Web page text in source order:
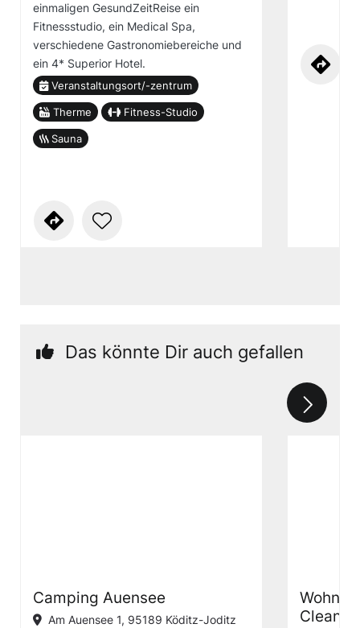
einmaligen GesundZeitReise ein
Fitnessstudio, ein Medical Spa,
verschiedene Gastronomiebereiche und
ein 4* Superior Hotel.
Veranstaltungsort/-zentrum
Therme Fitness-Studio
Sauna
Das könnte Dir auch gefallen
Camping Auensee
Am Auensee 1, 95189 Köditz-Joditz